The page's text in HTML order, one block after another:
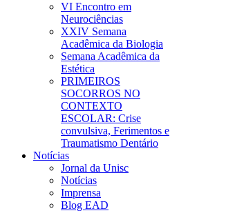
VI Encontro em
Neurociências
XXIV Semana
Acadêmica da Biologia
Semana Acadêmica da
Estética
PRIMEIROS
SOCORROS NO
CONTEXTO
ESCOLAR: Crise
convulsiva, Ferimentos e
Traumatismo Dentário
Notícias
Jornal da Unisc
Notícias
Imprensa
Blog EAD